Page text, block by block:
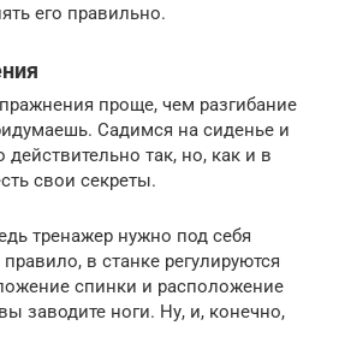
его правильно.
проще, чем разгибание
Садимся на сиденье и
действительно так, но, как и в
свои секреты.
тренажер нужно под себя
в станке регулируются
спинки и расположение
заводите ноги. Ну, и, конечно,